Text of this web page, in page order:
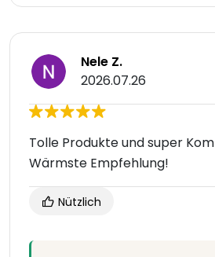
Nele Z.
2026.07.26
Tolle Produkte und super
Wärmste Empfehlung!
Nützlich